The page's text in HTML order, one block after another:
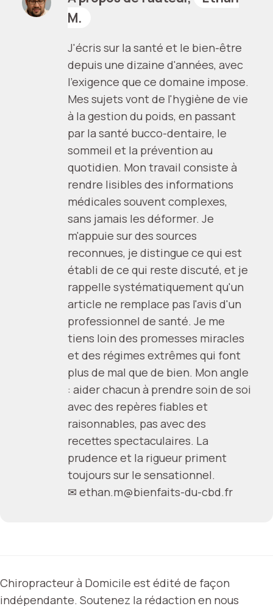
M.
J'écris sur la santé et le bien-être
depuis une dizaine d'années, avec
l'exigence que ce domaine impose.
Mes sujets vont de l'hygiène de vie
à la gestion du poids, en passant
par la santé bucco-dentaire, le
sommeil et la prévention au
quotidien. Mon travail consiste à
rendre lisibles des informations
médicales souvent complexes,
sans jamais les déformer. Je
m'appuie sur des sources
reconnues, je distingue ce qui est
établi de ce qui reste discuté, et je
rappelle systématiquement qu'un
article ne remplace pas l'avis d'un
professionnel de santé. Je me
tiens loin des promesses miracles
et des régimes extrêmes qui font
plus de mal que de bien. Mon angle
: aider chacun à prendre soin de soi
avec des repères fiables et
raisonnables, pas avec des
recettes spectaculaires. La
prudence et la rigueur priment
toujours sur le sensationnel.
✉ ethan.m@bienfaits-du-cbd.fr
Chiropracteur à Domicile est édité de façon
indépendante. Soutenez la rédaction en nous